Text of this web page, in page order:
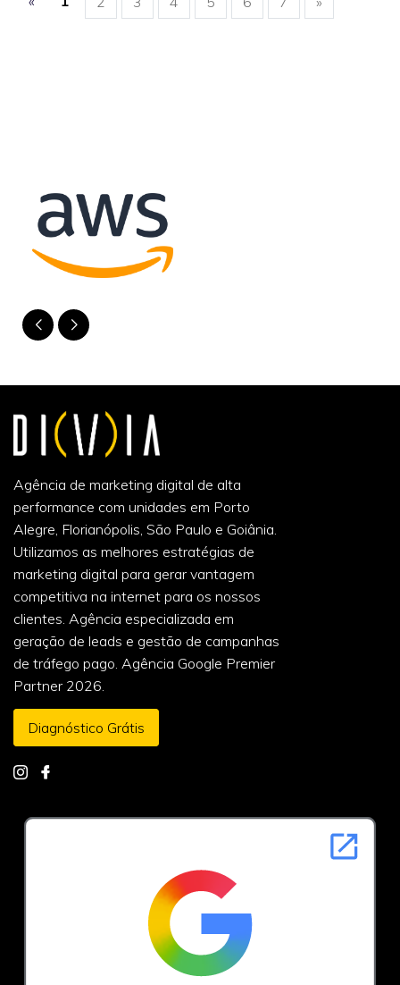
Agência de marketing digital de alta
performance com unidades em Porto
Alegre, Florianópolis, São Paulo e Goiânia.
Utilizamos as melhores estratégias de
marketing digital para gerar vantagem
competitiva na internet para os nossos
clientes. Agência especializada em
geração de leads e gestão de campanhas
de tráfego pago. Agência Google Premier
Partner 2026.
Diagnóstico Grátis